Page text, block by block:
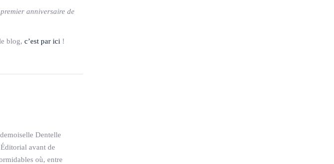
anniversaire de
blog, c’est par ici !
Dentelle
avant de
où, entre